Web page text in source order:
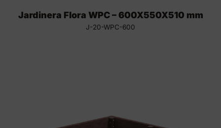
Jardinera Flora WPC – 600X550X510 mm
J-20-WPC-600